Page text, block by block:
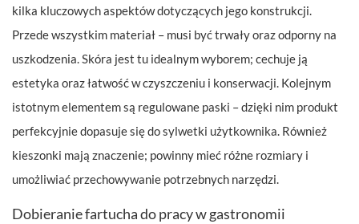
kilka kluczowych aspektów dotyczących jego konstrukcji.
Przede wszystkim materiał – musi być trwały oraz odporny na
uszkodzenia. Skóra jest tu idealnym wyborem; cechuje ją
estetyka oraz łatwość w czyszczeniu i konserwacji. Kolejnym
istotnym elementem są regulowane paski – dzięki nim produkt
perfekcyjnie dopasuje się do sylwetki użytkownika. Również
kieszonki mają znaczenie; powinny mieć różne rozmiary i
umożliwiać przechowywanie potrzebnych narzędzi.
Dobieranie fartucha do pracy w gastronomii